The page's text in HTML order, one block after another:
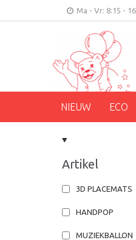
Ma - Vr: 8:15 -
NIEUW ECO
Artikel
3D PLACEMATS
HANDPOP
MUZIEKBALLON